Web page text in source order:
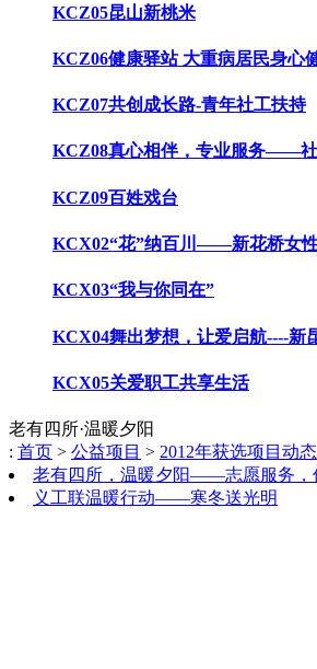
KCZ05昆山新桃米
KCZ06健康驿站 大重病居民身心
KCZ07共创成长路-青年社工扶持
KCZ08真心相伴，专业服务——
KCZ09百姓戏台
KCX02“花”纳百川——新花桥女
KCX03“我与你同在”
KCX04舞出梦想，让爱启航----新
KCX05关爱职工共享生活
老有四所·温暖夕阳
: 首页 > 公益项目 > 2012年获选项目动态
老有四所，温暖夕阳——志愿服务，
义工联温暖行动——寒冬送光明